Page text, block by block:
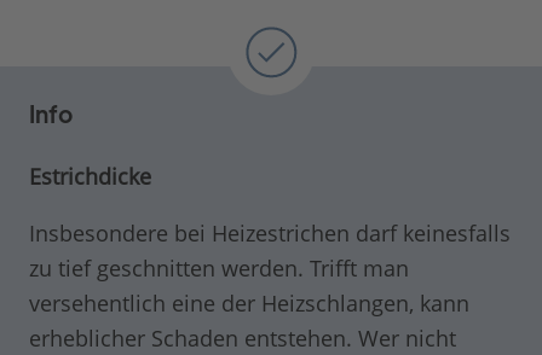
Info
Estrichdicke
Insbesondere bei Heizestrichen darf keinesfalls
zu tief geschnitten werden. Trifft man
versehentlich eine der Heizschlangen, kann
erheblicher Schaden entstehen. Wer nicht